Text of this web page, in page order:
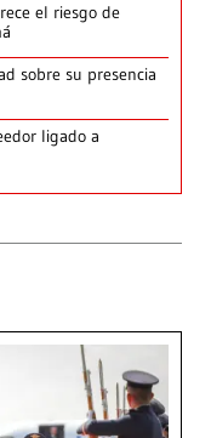
el riesgo de
sobre su presencia
ligado a